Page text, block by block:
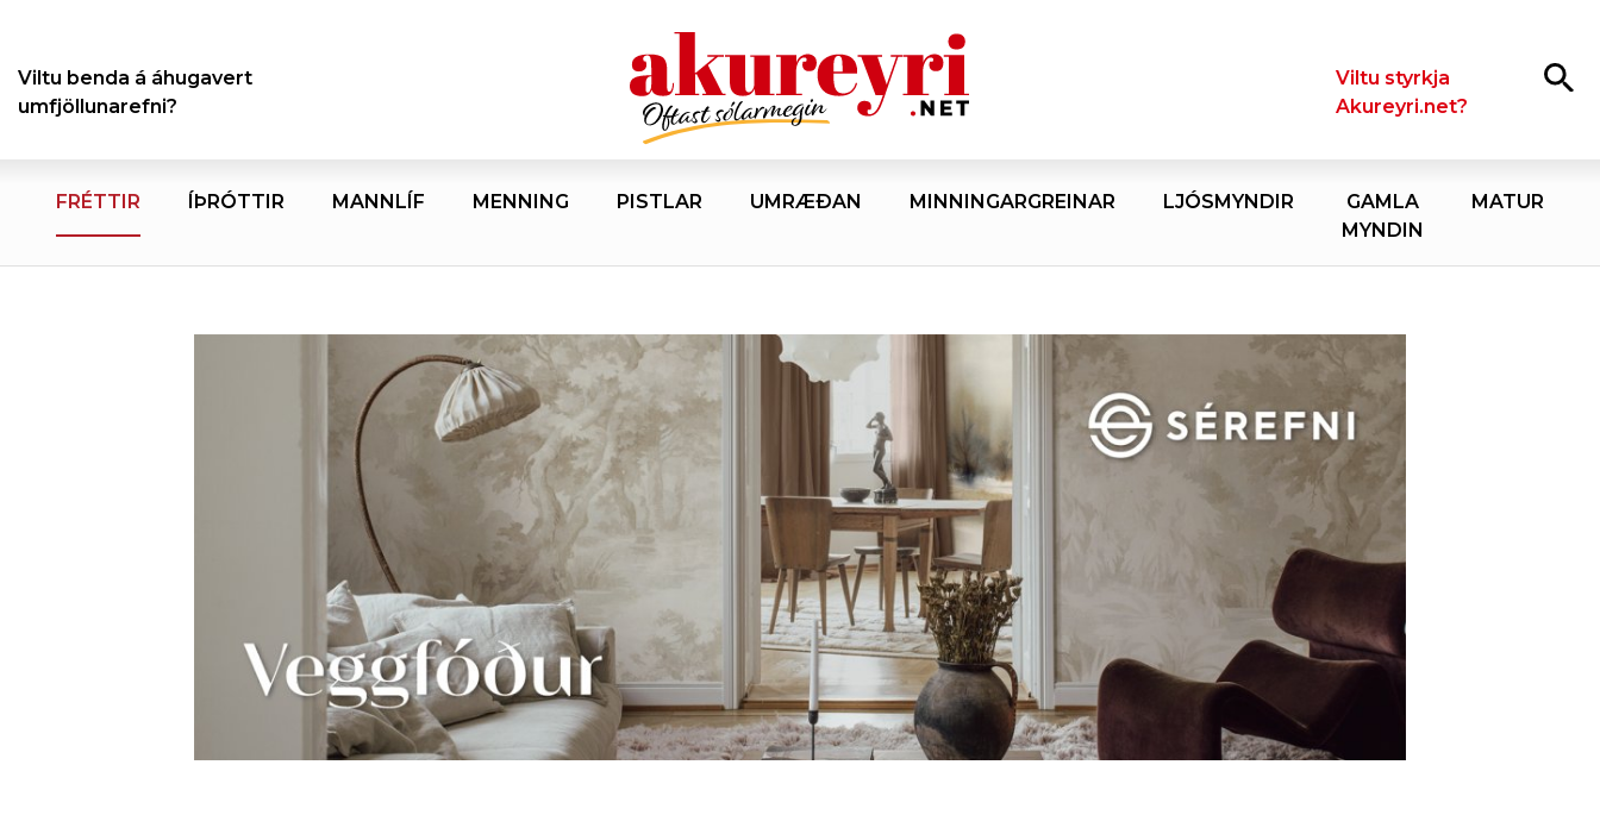
Leita
Viltu benda á áhugavert
umfjöllunarefni?
Viltu styrkja
Akureyri.net?
FRÉTTIR ÍÞRÓTTIR MANNLÍF MENNING PISTLAR UMRÆÐAN MINNINGARGREINAR LJÓSMYNDIR
GAMLA
MYNDIN
MATUR